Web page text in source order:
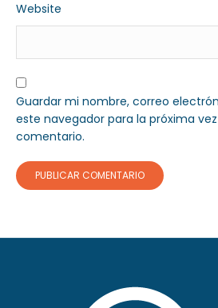
Website
Guardar mi nombre, correo
este navegador para la próxima
comentario.